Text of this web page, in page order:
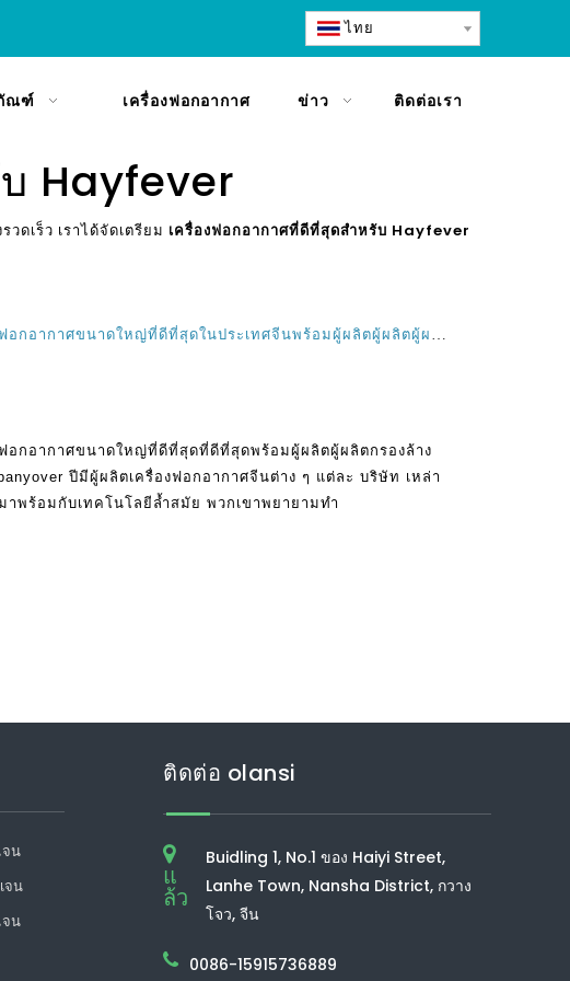
ไทย
ณฑ์ เครื่องฟอกอากาศ ข่าว ติดต่อเรา
Hayfever
ดเร็ว เราได้จัดเตรียม เครื่องฟอกอากาศที่ดีที่สุดสำหรับ Hayfever
เครื่องฟอกอากาศเครื่องฟอกอากาศขนาดใหญ่ที่ดีที่สุดในประเทศจีนพร้อมผู้ผลิตผู้ผลิตผู้ผลิตเครื่องกรองล้างทำความสะอาดได้
ฟอกอากาศขนาดใหญ่ที่ดีที่สุดที่ดีที่สุดพร้อมผู้ผลิตผู้ผลิตกรองล้าง
ปีมีผู้ผลิตเครื่องฟอกอากาศจีนต่าง ๆ แต่ละ บริษัท เหล่า
พร้อมกับเทคโนโลยีล้ำสมัย พวกเขาพยายามทำ
จน
จน
จน
ติดต่อ olansi
แ
ล้ว
Buidling 1, No.1 ของ Haiyi Street,
Lanhe Town, Nansha District, กวาง
โจว, จีน
0086-15915736889